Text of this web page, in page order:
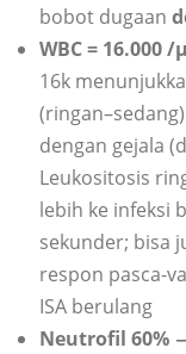
bobot dugaan
WBC = 16.000
16k
dengan gejala
Leukositosis
lebih ke infeksi
sekunder; bisa
respon pasca-
ISA berulang
Neutrofil 60%